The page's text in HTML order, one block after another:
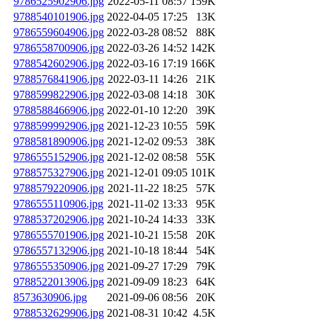
9788540101906.jpg 2022-04-05 17:25
13K
9786559604906.jpg 2022-03-28 08:52
88K
9786558700906.jpg 2022-03-26 14:52 142K
9788542602906.jpg 2022-03-16 17:19 166K
9788576841906.jpg 2022-03-11 14:26
21K
9788599822906.jpg 2022-03-08 14:18
30K
9788588466906.jpg 2022-01-10 12:20
39K
9788599992906.jpg 2021-12-23 10:55
59K
9788581890906.jpg 2021-12-02 09:53
38K
9786555152906.jpg 2021-12-02 08:58
55K
9788575327906.jpg 2021-12-01 09:05 101K
9788579220906.jpg 2021-11-22 18:25
57K
9786555110906.jpg 2021-11-02 13:33
95K
9788537202906.jpg 2021-10-24 14:33
33K
9786555701906.jpg 2021-10-21 15:58
20K
9786557132906.jpg 2021-10-18 18:44
54K
9786555350906.jpg 2021-09-27 17:29
79K
9788522013906.jpg 2021-09-09 18:23
64K
8573630906.jpg
2021-09-06 08:56
20K
9788532629906.jpg 2021-08-31 10:42 4.5K